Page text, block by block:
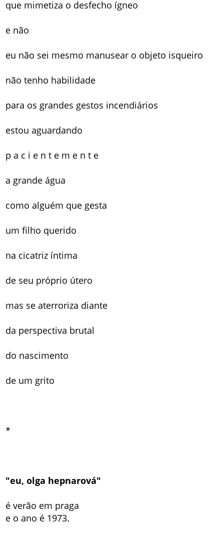
que mimetiza o desfecho ígneo
e não
eu não sei mesmo manusear o objeto isqueiro
não tenho habilidade
para os grandes gestos incendiários
estou aguardando
p a c i e n t e m e n t e
a grande água
como alguém que gesta
um filho querido
na cicatriz íntima
de seu próprio útero
mas se aterroriza diante
da perspectiva brutal
do nascimento
de um grito
*
"eu, olga hepnarová"
é verão em praga
e o ano é 1973.